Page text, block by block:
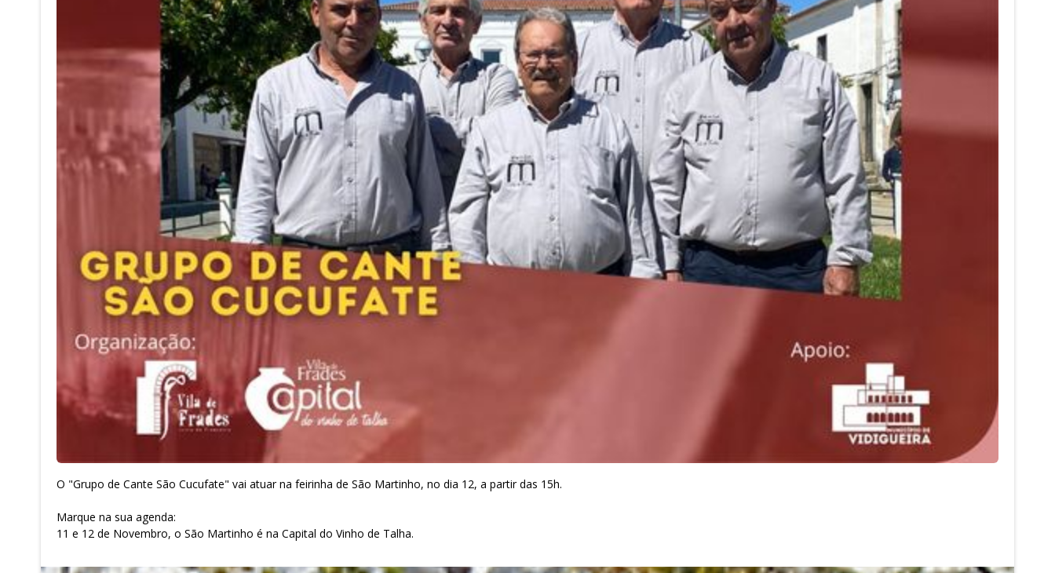
O "Grupo de Cante São Cucufate" vai atuar na feirinha de São Martinho, no dia 12, a partir das 15h.
Marque na sua agenda:
11 e 12 de Novembro, o São Martinho é na Capital do Vinho de Talha.